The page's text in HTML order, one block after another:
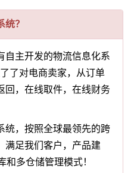
？
自主开发的物流信息化系
了对电商卖家，从订单
回，在线取件，在线财务
统，按照全球最领先的跨
满足我们客户，产品建
和多仓储管理模式！